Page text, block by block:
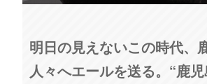
明日の見えないこの時代、
人々へエールを送る。“鹿